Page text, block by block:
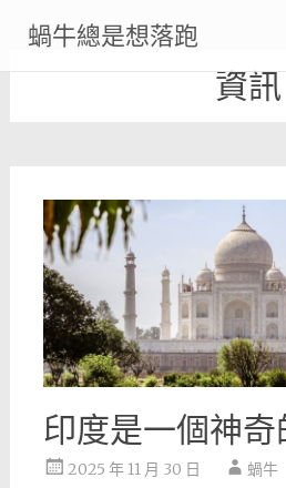
content
蝸牛總是想落跑
資訊
印度是一個神奇
2025 年 11 月 30 日 蝸牛